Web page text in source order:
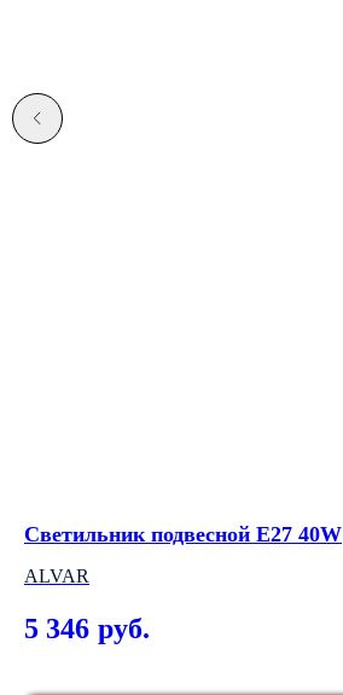
Светильник подвесной E27 40W
ALVAR
5 346 руб.